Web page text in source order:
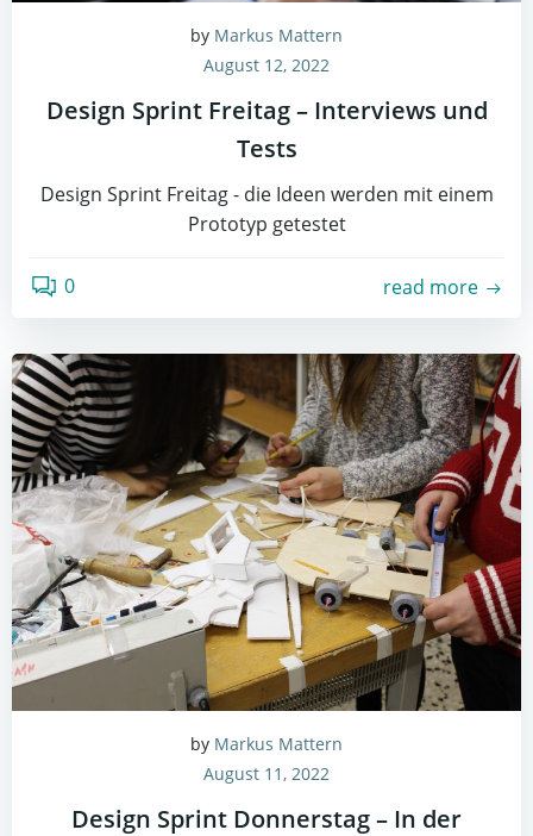
by Markus Mattern
August 12, 2022
Design Sprint Freitag – Interviews und
Tests
Design Sprint Freitag - die Ideen werden mit einem
Prototyp getestet
0 read more
by Markus Mattern
August 11, 2022
Design Sprint Donnerstag – In der